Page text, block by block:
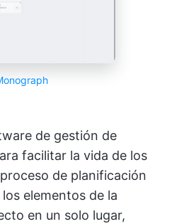
de gestión de
facilitar la vida de los
de planificación
elementos de la
en un solo lugar,